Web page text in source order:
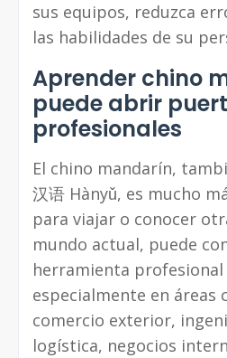
sus equipos, reduzca
las habilidades de su
Aprender chino
puede abrir
profesionales
El chino mandarín,
汉语 Hànyǔ, es mucho
para viajar o conocer
mundo actual, puede
herramienta profesional
especialmente en áreas
comercio exterior,
logística, negocios